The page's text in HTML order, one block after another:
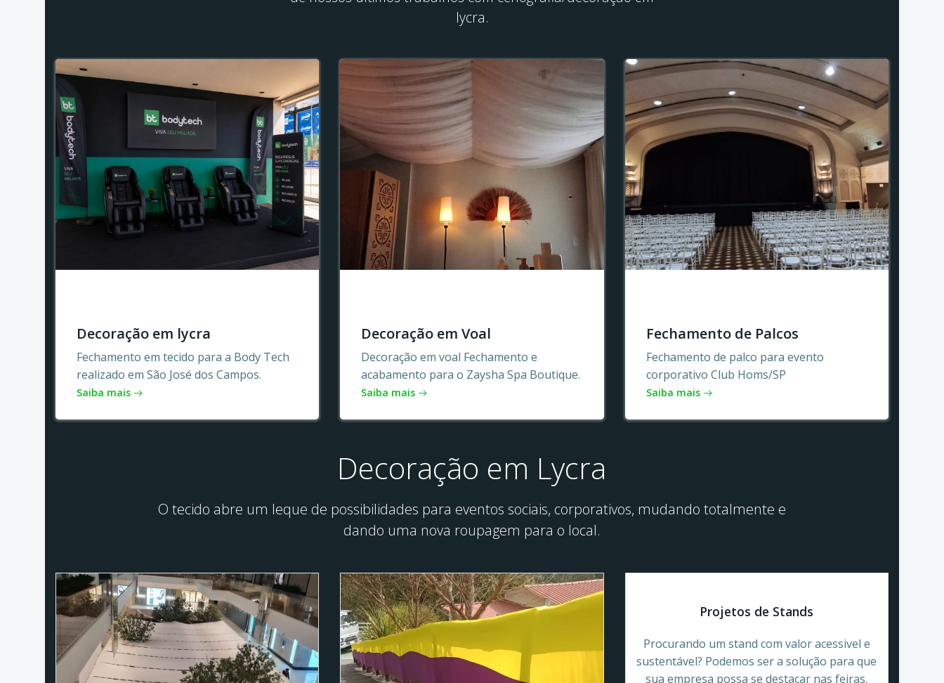
lycra.
Decoração em lycra
Fechamento em tecido para a Body Tech
realizado em São José dos Campos.
Saiba mais
Decoração em Voal
Decoração em voal Fechamento e
acabamento para o Zaysha Spa Boutique.
Saiba mais
Fechamento de Palcos
Fechamento de palco para evento
corporativo Club Homs/SP
Saiba mais
Decoração em Lycra
O tecido abre um leque de possibilidades para eventos sociais, corporativos, mudando totalmente e
dando uma nova roupagem para o local.
Projetos de Stands
Procurando um stand com valor acessivel e
sustentável? Podemos ser a solução para que
sua empresa possa se destacar nas feiras.